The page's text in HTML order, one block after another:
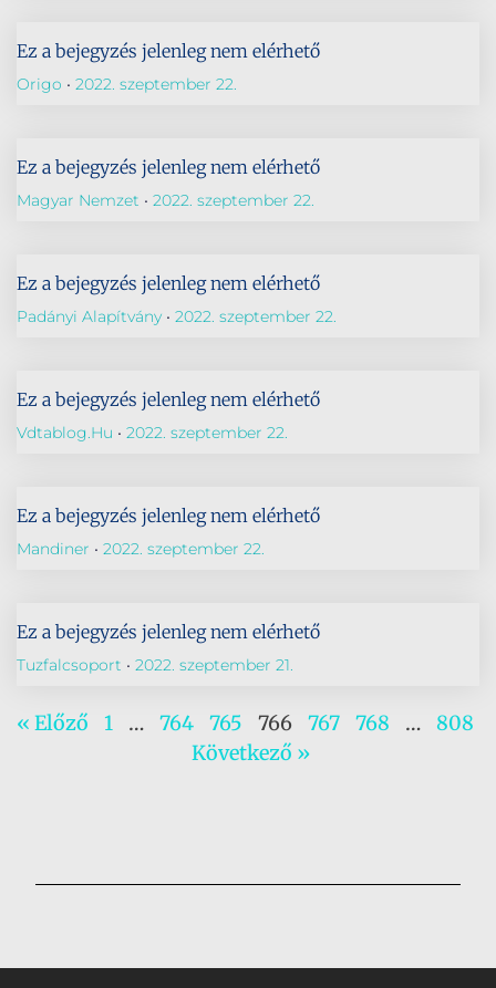
Ez a bejegyzés jelenleg nem elérhető
Origo 2022. szeptember 22.
Ez a bejegyzés jelenleg nem elérhető
Magyar Nemzet 2022. szeptember 22.
Ez a bejegyzés jelenleg nem elérhető
Padányi Alapítvány 2022. szeptember 22.
Ez a bejegyzés jelenleg nem elérhető
Vdtablog.hu 2022. szeptember 22.
Ez a bejegyzés jelenleg nem elérhető
Mandiner 2022. szeptember 22.
Ez a bejegyzés jelenleg nem elérhető
Tuzfalcsoport 2022. szeptember 21.
« Előző 1 … 764 765 766 767 768 …
808
Következő »